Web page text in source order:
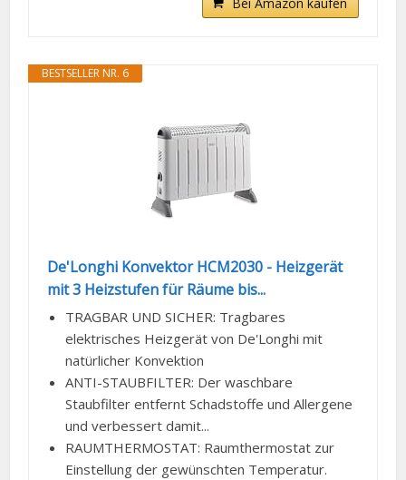
BESTSELLER NR. 6
De'Longhi Konvektor HCM2030 - Heizgerät
mit 3 Heizstufen für Räume bis...
TRAGBAR UND SICHER: Tragbares
elektrisches Heizgerät von De'Longhi mit
natürlicher Konvektion
ANTI-STAUBFILTER: Der waschbare
Staubfilter entfernt Schadstoffe und Allergene
und verbessert damit...
RAUMTHERMOSTAT: Raumthermostat zur
Einstellung der gewünschten Temperatur.